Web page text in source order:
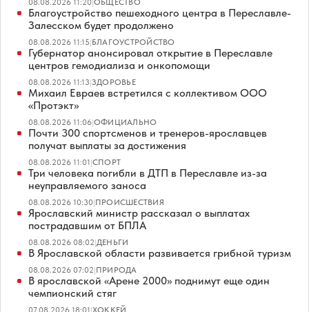
08.08.2026 11:20 ОБЩЕСТВО
Благоустройство пешеходного центра в Переславле-
Залесском будет продолжено
08.08.2026 11:15|БЛАГОУСТРОЙСТВО
Губернатор анонсировал открытие в Переславле
центров гемодиализа и онкопомощи
08.08.2026 11:13|ЗДОРОВЬЕ
Михаил Евраев встретился с коллективом ООО
«Протэкт»
08.08.2026 11:06|ОФИЦИАЛЬНО
Почти 300 спортсменов и тренеров-ярославцев
получат выплаты за достижения
08.08.2026 11:01|СПОРТ
Три человека погибли в ДТП в Переславле из-за
неуправляемого заноса
08.08.2026 10:30|ПРОИСШЕСТВИЯ
Ярославский министр рассказал о выплатах
пострадавшим от БПЛА
08.08.2026 08:02|ДЕНЬГИ
В Ярославской области развивается грибной туризм
08.08.2026 07:02|ПРИРОДА
В ярославской «Арене 2000» поднимут еще один
чемпионский стяг
07.08.2026 18:01|ХОККЕЙ